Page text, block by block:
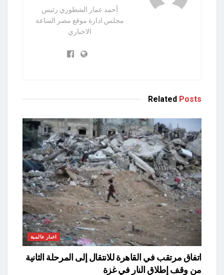
أحمد عمار الشطوري رئيس
مجلس ادارة موقع مصر الساعة
الاخباري
Related Posts
اخبار عالمية
اتفاق مرتقب في القاهرة للانتقال إلى المرحلة الثانية
من وقف إطلاق النار في غزة